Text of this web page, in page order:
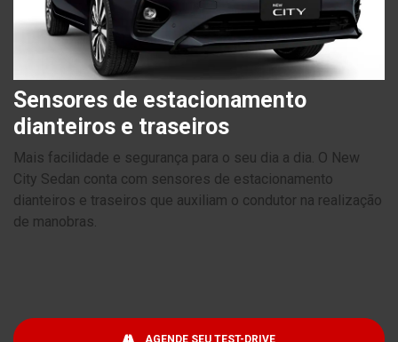
Sensores de estacionamento
dianteiros e traseiros
Mais facilidade e segurança para o seu dia a dia. O New
City Sedan conta com sensores de estacionamento
dianteiros e traseiros que auxiliam o condutor na realização
de manobras.